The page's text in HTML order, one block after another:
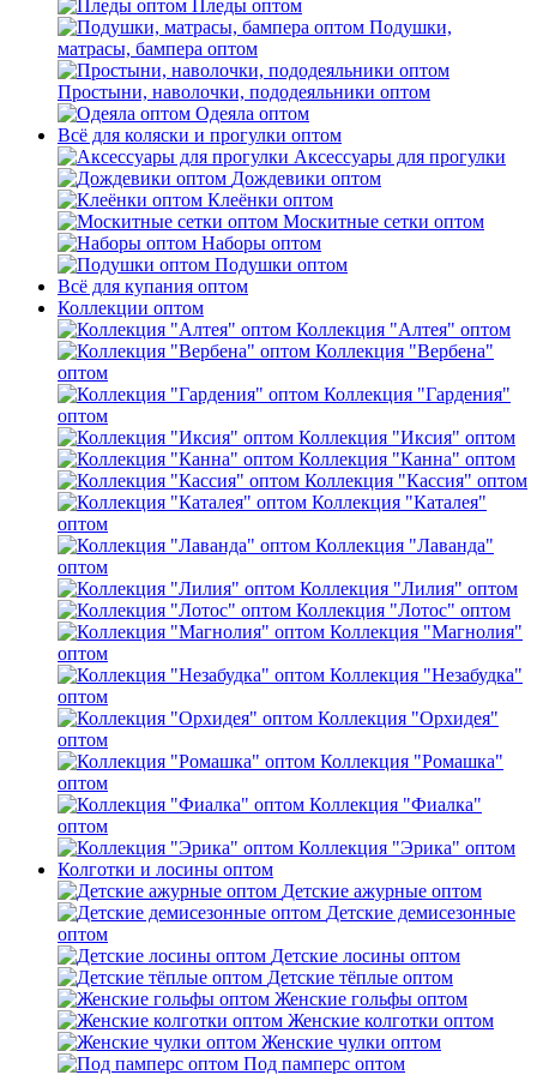
Пледы оптом
Подушки,
матрасы, бампера оптом
Простыни, наволочки, пододеяльники оптом
Одеяла оптом
Всё для коляски и прогулки оптом
Аксессуары для прогулки
Дождевики оптом
Клеёнки оптом
Москитные сетки оптом
Наборы оптом
Подушки оптом
Всё для купания оптом
Коллекции оптом
Коллекция "Алтея" оптом
Коллекция "Вербена"
оптом
Коллекция "Гардения"
оптом
Коллекция "Иксия" оптом
Коллекция "Канна" оптом
Коллекция "Кассия" оптом
Коллекция "Каталея"
оптом
Коллекция "Лаванда"
оптом
Коллекция "Лилия" оптом
Коллекция "Лотос" оптом
Коллекция "Магнолия"
оптом
Коллекция "Незабудка"
оптом
Коллекция "Орхидея"
оптом
Коллекция "Ромашка"
оптом
Коллекция "Фиалка"
оптом
Коллекция "Эрика" оптом
Колготки и лосины оптом
Детские ажурные оптом
Детские демисезонные
оптом
Детские лосины оптом
Детские тёплые оптом
Женские гольфы оптом
Женские колготки оптом
Женские чулки оптом
Под памперс оптом